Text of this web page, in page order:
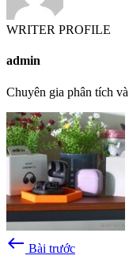
WRITER PROFILE
admin
Chuyên gia phân tích
west Bài trước